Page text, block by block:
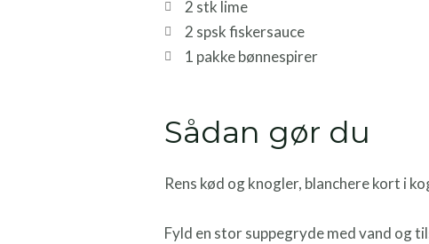
2 stk lime
2 spsk fiskersauce
1 pakke bønnespirer
Sådan gør du
Rens kød og knogler, blanchere kort i
Fyld en stor suppegryde med vand og